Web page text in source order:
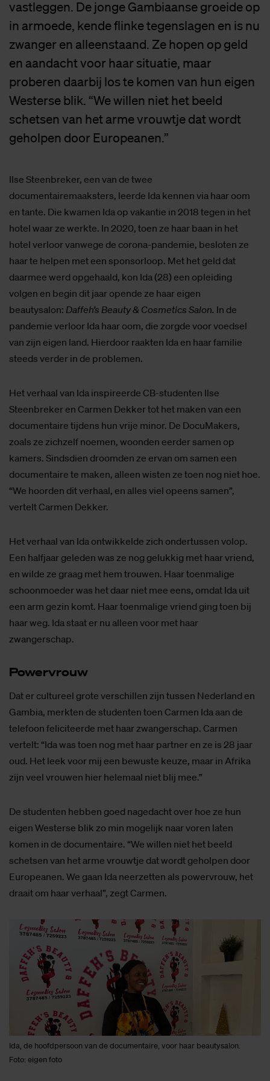
vastleggen. De jonge Gambiaanse groeide op
in armoede, kende flinke tegenslagen en is nu
zwanger en alleenstaand. Ze hopen op geld
en aandacht voor haar situatie, maar
proberen daarbij los te komen van hun eigen
Westerse blik. “We willen niet het beeld
schetsen van het arme vrouwtje dat wordt
geholpen door Europeanen.”
Ilse Steenbreker, een van de twee
documentairemaaksters, leerde Ida kennen via haar oom
en tante. Die kwamen Ida op vakantie in 2018 tegen in het
hotel waar ze werkte. In 2020, toen ze haar baan in het
hotel verloor vanwege de corona-pandemie, besloten ze
haar te helpen met een sponsorloop. Met het geld dat
daarmee werd opgehaald, kon Ida (28) een opleiding
volgen en begin dit jaar opende ze haar eigen
beautysalon: Daffeh’s Beauty & Cosmetics Salon. In de
pandemie verloor Ida haar oom, die zorgde voor voedsel
van zijn eigen land. Hierdoor raakten Ida en haar familie
steeds verder in de problemen.
Het verhaal van Ida inspireerde CB-studenten Ilse
Steenbreker en Carmen Dekker tot het maken van een
documentaire tijdens hun vrije minor. De DocuMakers,
zoals ze zichzelf noemen, woonden eerder samen op
kamers. Sindsdien droomden ze ervan om samen een
documentaire te maken, alleen wisten ze toen nog niet hoe.
“We hoorden dit verhaal, en alles viel opeens samen”,
vertelt Carmen Dekker.
Het verhaal van Ida ontwikkelde zich ondertussen volop.
Een halfjaar geleden was ze nog gelukkig met haar vriend,
en wilde ze graag met hem trouwen. Haar toenmalige
schoonmoeder was het daar niet mee eens, omdat Ida uit
een arm gezin komt. Haar toenmalige vriend ging toen bij
haar weg. Ida staat er nu alleen voor met haar
zwangerschap.
Po­wer­vrouw
Dat er cultureel grote verschillen zijn tussen Nederland en
Gambia, merkten de studenten toen Carmen Ida aan de
telefoon feliciteerde met haar zwangerschap. Carmen
vertelt: “Ida was toen nog met haar partner en ze is 28 jaar
oud. Het leek voor mij een bewuste keuze, maar in Afrika
zijn veel vrouwen hier helemaal niet blij mee.”
De studenten hebben goed nagedacht over hoe ze hun
eigen Westerse blik zo min mogelijk naar voren laten
komen in de documentaire. “We willen niet het beeld
schetsen van het arme vrouwtje dat wordt geholpen door
Europeanen. We gaan Ida neerzetten als powervrouw, het
draait om haar verhaal”, zegt Carmen.
Ida, de hoofdpersoon van de documentaire, voor haar beautysalon.
Foto: eigen foto